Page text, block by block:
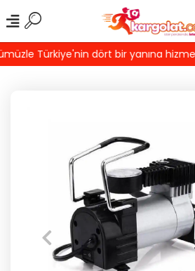
Türkiye'nin dört bir yanına